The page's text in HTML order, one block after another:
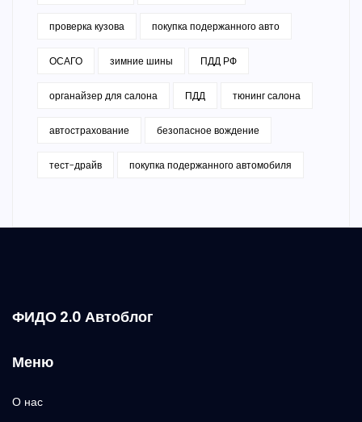
проверка кузова покупка подержанного авто
ОСАГО зимние шины ПДД РФ
органайзер для салона ПДД тюнинг салона
автострахование безопасное вождение
тест-драйв покупка подержанного автомобиля
ФИДО 2.0 Автоблог
Меню
О нас